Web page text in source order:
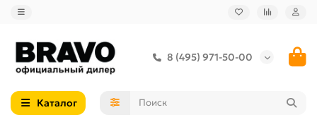
8 (495) 971-50-00
Каталог